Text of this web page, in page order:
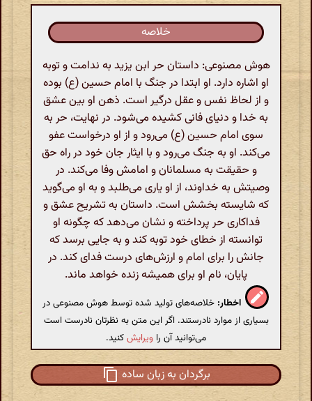
خلاصه
هوش مصنوعی: داستان حر ابن یزید به ندامت و توبه
او اشاره دارد. او ابتدا در جنگ با امام حسین (ع) بوده
و از لحاظ نفس و عقل درگیر است. ذهن او بین عشق
به خدا و دنیای فانی کشیده می‌شود. در نهایت، حر به
سوی امام حسین (ع) می‌رود و از او درخواست عفو
می‌کند. او به جنگ می‌رود و با ایثار جان خود در راه حق
و حقیقت به مسلمانان و امامش وفا می‌کند. در
وصیتش به خداوند، از او یاری می‌طلبد و به او می‌گوید
که شایسته بخشش است. داستان به تشریح عشق و
فداکاری حر پرداخته و نشان می‌دهد که چگونه او
توانسته از خطای خود توبه کند و به جایی برسد که
جانش را برای امام و ارزش‌های درست فدای کند. در
پایان، نام او برای همیشه زنده خواهد ماند.
اخطار: خلاصه‌های تولید شده توسط هوش مصنوعی در
بسیاری از موارد نادرستند. اگر این متن به نظرتان نادرست است
می‌توانید آن را ویرایشکنید.
برگردان به زبان ساده